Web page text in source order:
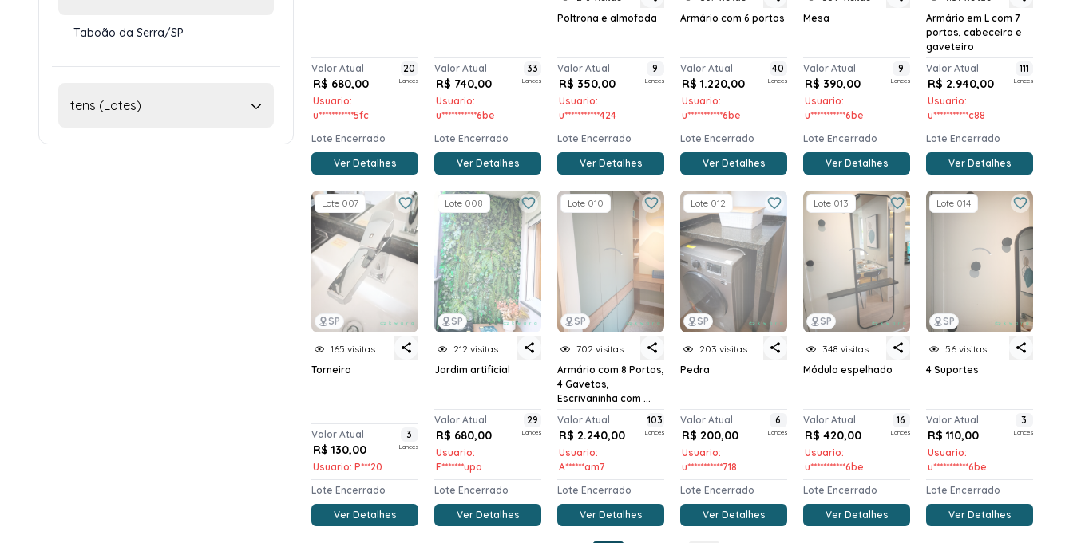
Taboão da Serra/SP
Itens (Lotes)
Valor Atual
R$ 680,00
Usuario:
u***********5fc
20
Lances
Lote Encerrado
Ver Detalhes
Valor Atual
R$ 740,00
Usuario:
u***********6be
33
Lances
Lote Encerrado
Ver Detalhes
Poltrona e almofada
Valor Atual
R$ 350,00
Usuario:
u***********424
9
Lances
Lote Encerrado
Ver Detalhes
Armário com 6 portas
Valor Atual
R$ 1.220,00
Usuario:
u***********6be
40
Lances
Lote Encerrado
Ver Detalhes
Mesa
Valor Atual
R$ 390,00
Usuario:
u***********6be
9
Lances
Lote Encerrado
Ver Detalhes
Armário em L com 7
portas, cabeceira e
gaveteiro
Valor Atual
R$ 2.940,00
Usuario:
u***********c88
111
Lances
Lote Encerrado
Ver Detalhes
SP
Lote 007
165 visitas
Torneira
Valor Atual
R$ 130,00
Usuario: P***20
3
Lances
Lote Encerrado
Ver Detalhes
SP
Lote 008
212 visitas
Jardim artificial
Valor Atual
R$ 680,00
Usuario:
F*******upa
29
Lances
Lote Encerrado
Ver Detalhes
SP
Lote 010
702 visitas
Armário com 8 Portas,
4 Gavetas,
Escrivaninha com ...
Valor Atual
R$ 2.240,00
Usuario:
A******am7
103
Lances
Lote Encerrado
Ver Detalhes
SP
Lote 012
203 visitas
Pedra
Valor Atual
R$ 200,00
Usuario:
u***********718
6
Lances
Lote Encerrado
Ver Detalhes
SP
Lote 013
348 visitas
Módulo espelhado
Valor Atual
R$ 420,00
Usuario:
u***********6be
16
Lances
Lote Encerrado
Ver Detalhes
SP
Lote 014
56 visitas
4 Suportes
Valor Atual
R$ 110,00
Usuario:
u***********6be
3
Lances
Lote Encerrado
Ver Detalhes